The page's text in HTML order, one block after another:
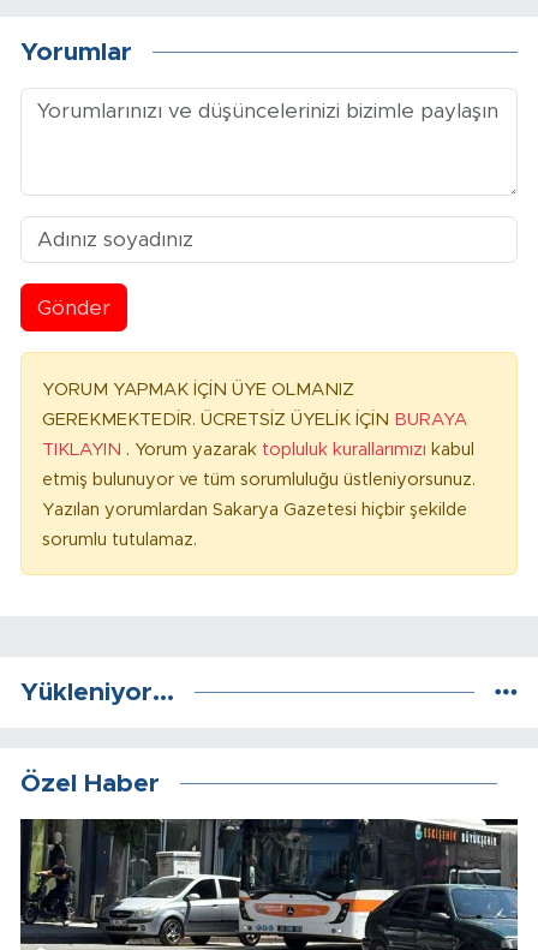
Yorumlar
Gönder
YORUM YAPMAK İÇİN ÜYE OLMANIZ
GEREKMEKTEDİR. ÜCRETSİZ ÜYELİK İÇİN BURAYA
TIKLAYIN . Yorum yazarak topluluk kurallarımızı kabul
etmiş bulunuyor ve tüm sorumluluğu üstleniyorsunuz.
Yazılan yorumlardan Sakarya Gazetesi hiçbir şekilde
sorumlu tutulamaz.
Yükleniyor...
Özel Haber